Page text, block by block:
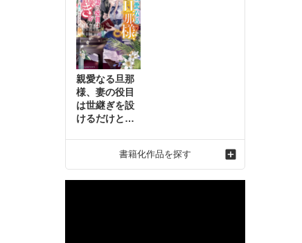
親愛なる旦那
様、妻の役目
は世継ぎを設
けるだけと聞
れ才女の幸せ
な結婚～2
書籍化作品を探す